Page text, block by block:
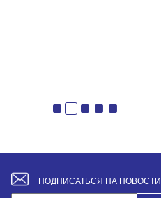
ПОДПИСАТЬСЯ НА НОВОСТИ